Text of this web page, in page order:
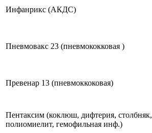
Инфанрикс (АКДС)
Пневмовакс 23 (пневмококковая )
Превенар 13 (пневмоккоковая)
Пентаксим (коклюш, дифтерия, столбняк,
полиомиелит, гемофильная инф.)